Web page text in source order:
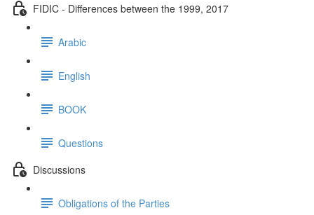
FIDIC - Differences between the 1999, 2017
Arabic
English
BOOK
Questions
Discussions
Obligations of the Parties